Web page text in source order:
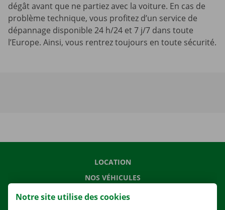
dégât avant que ne partiez avec la voiture. En cas de
problème technique, vous profitez d’un service de
dépannage disponible 24 h/24 et 7 j/7 dans toute
l’Europe. Ainsi, vous rentrez toujours en toute sécurité.
LOCATION
NOS VÉHICULES
NOS SERVICES
Notre site utilise des cookies